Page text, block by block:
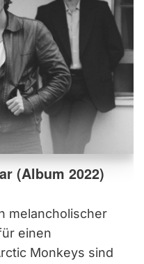
(Album 2022)
melancholischer
einen
Monkeys sind